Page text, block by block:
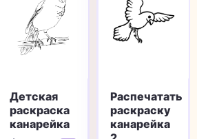
Детская
раскраска
канарейка
Распечатать
раскраску
канарейка